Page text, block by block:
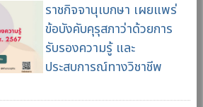
ราชกิจจานุเบกษา เผยแพร่
ข้อบังคับคุรุสภาว่าด้วยการ
รับรองความรู้ และ
ประสบการณ์ทางวิชาชีพ